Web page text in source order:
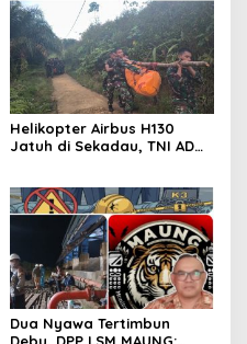
Gelar Pelayanan Medis
Door-to-Door di Desa
Badau
Helikopter Airbus H130
Jatuh di Sekadau, TNI AD
Evakuasi
Dua Nyawa Tertimbun
Debu, DPP LSM MAUNG: